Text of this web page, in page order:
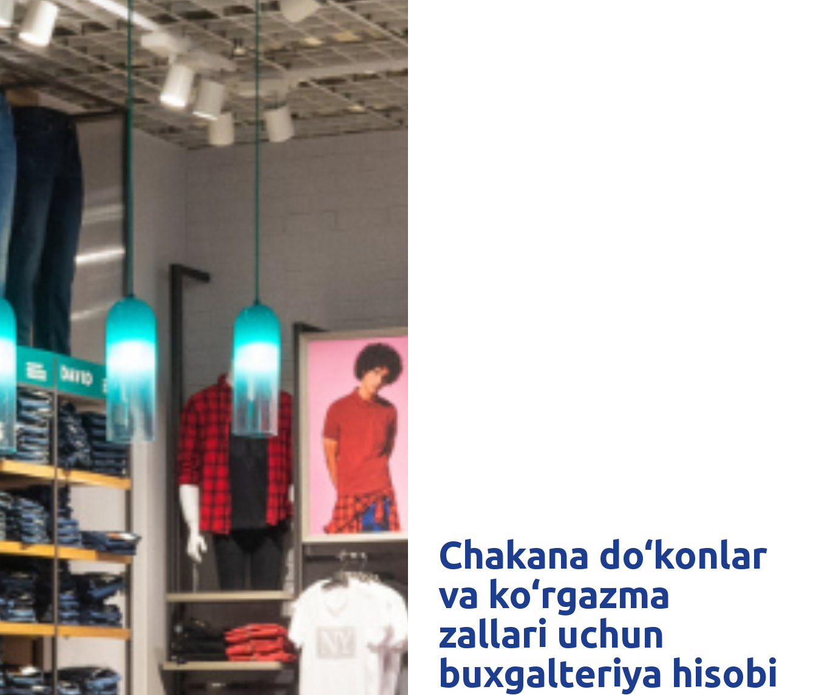
Chakana do‘konlar
va ko‘rgazma
zallari uchun
buxgalteriya hisobi